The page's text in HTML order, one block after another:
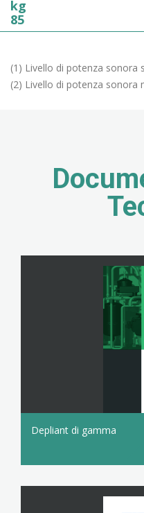
kg
85
(1) Livello di potenza sonora
(2) Livello di potenza sonora
Depliant di gamma